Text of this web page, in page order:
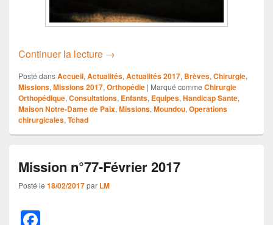
Continuer la lecture Mission n°80-Novembre 2017
→
Posté dansAccueil, Actualités, Actualités 2017, Brèves, Chirurgie,
Missions, Missions 2017, Orthopédie | Marqué comme Chirurgie
Orthopédique, Consultations, Enfants, Equipes, Handicap Sante,
Maison Notre-Dame de Paix, Missions, Moundou, Operations
chirurgicales, Tchad
Mission n°77-Février 2017
Posté le 18/02/2017par LM